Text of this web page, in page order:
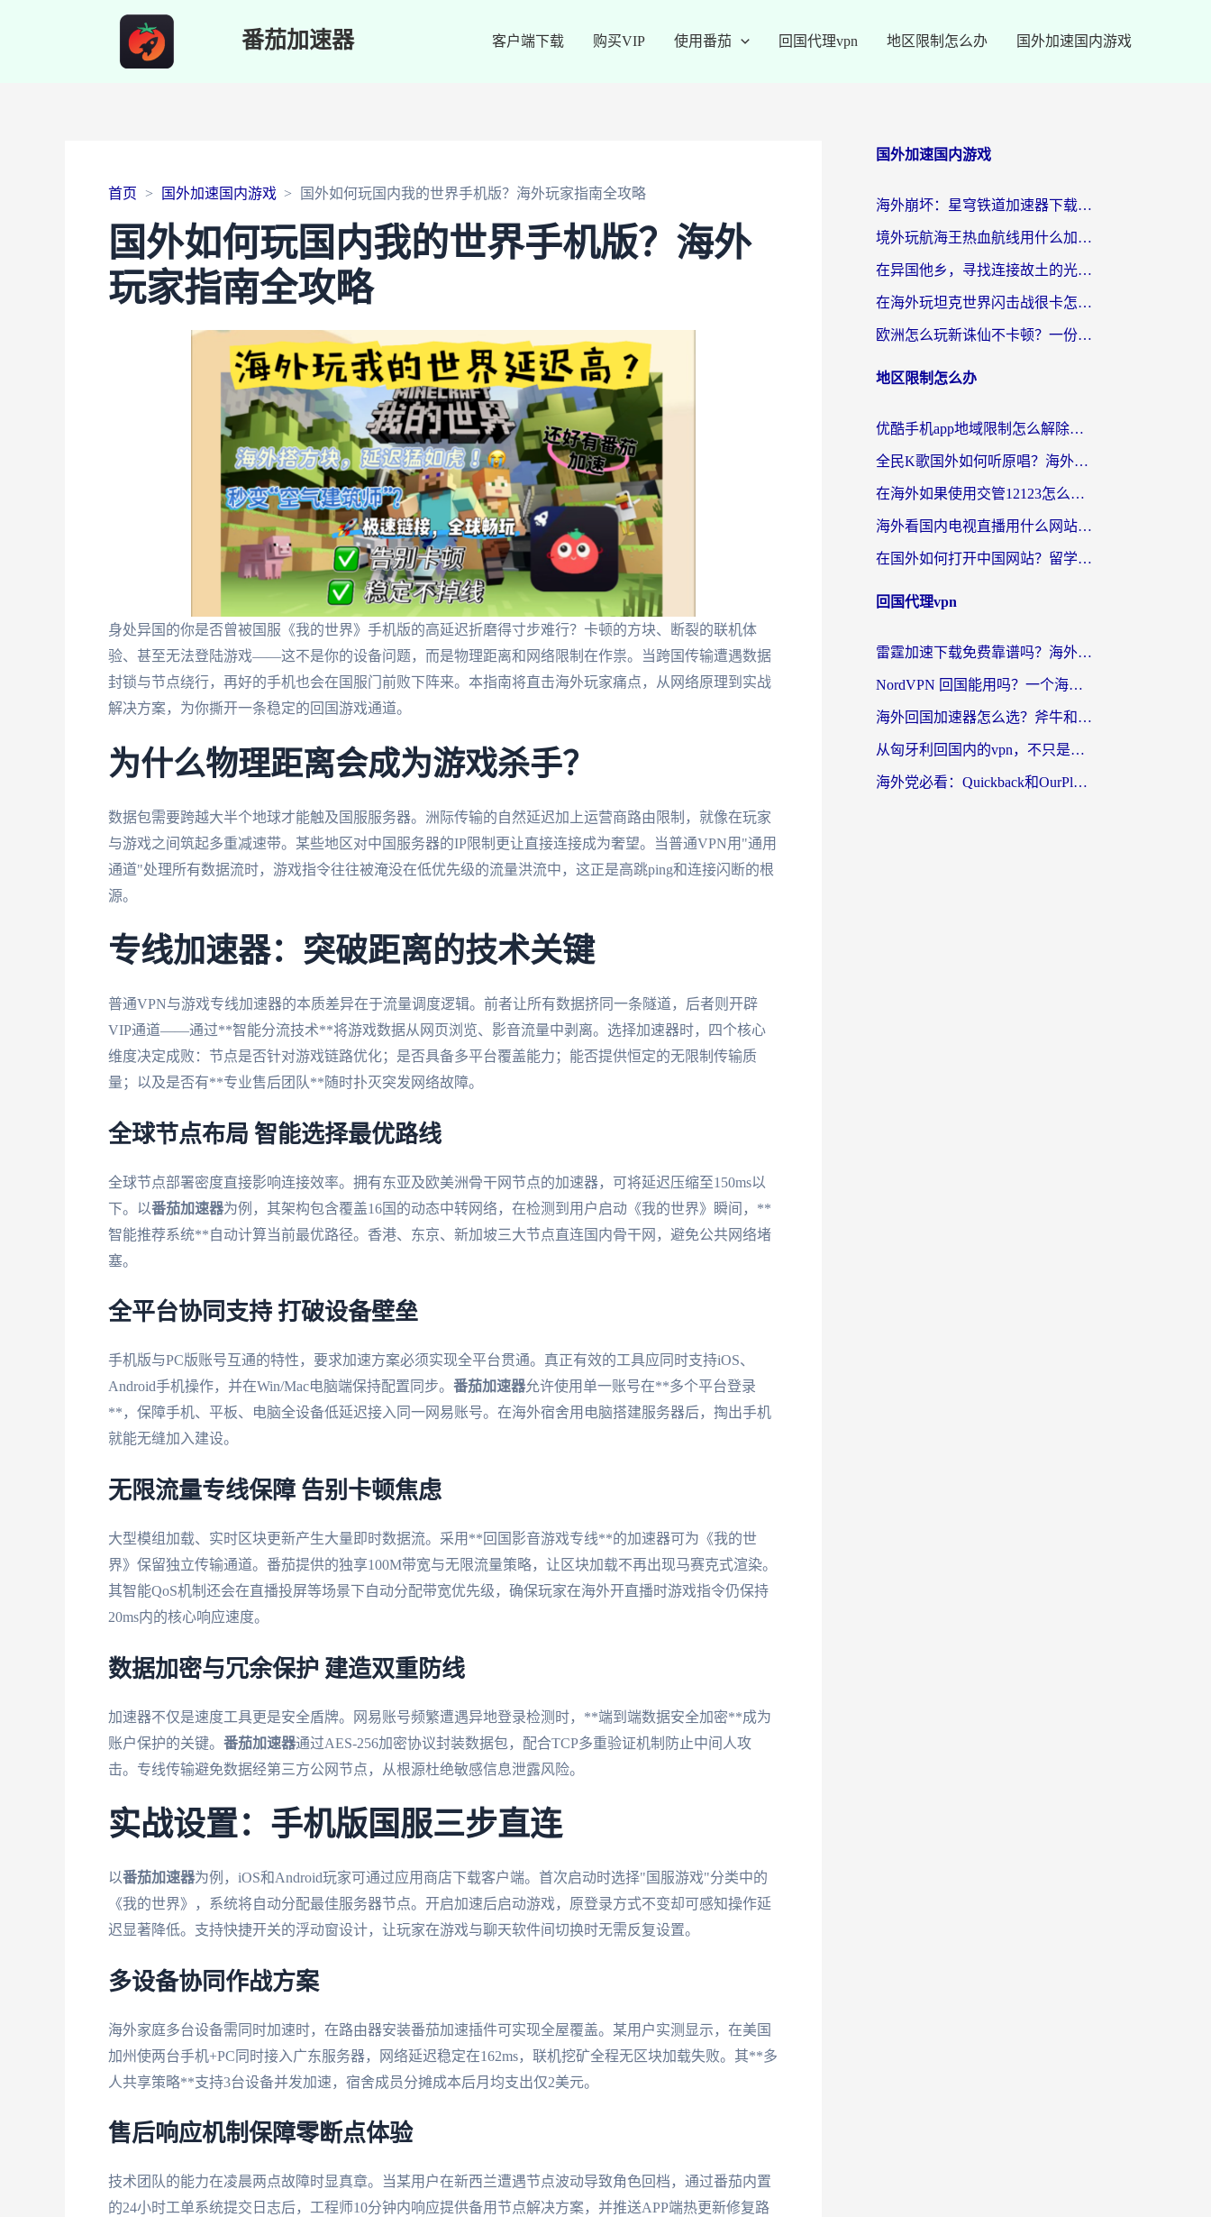
番茄加速器 客户端下载 购买VIP 使用番茄 回国代理vpn 地区限制怎么办 国外加速国内游戏
首页 国外加速国内游戏 国外如何玩国内我的世界手机版？海外玩家指南全攻略
国外如何玩国内我的世界手机版？海外
玩家指南全攻略
身处异国的你是否曾被国服《我的世界》手机版的高延迟折磨得寸步难行？卡顿的方块、断裂的联机体
验、甚至无法登陆游戏——这不是你的设备问题，而是物理距离和网络限制在作祟。当跨国传输遭遇数据
封锁与节点绕行，再好的手机也会在国服门前败下阵来。本指南将直击海外玩家痛点，从网络原理到实战
解决方案，为你撕开一条稳定的回国游戏通道。
为什么物理距离会成为游戏杀手？
数据包需要跨越大半个地球才能触及国服服务器。洲际传输的自然延迟加上运营商路由限制，就像在玩家
与游戏之间筑起多重减速带。某些地区对中国服务器的IP限制更让直接连接成为奢望。当普通VPN用"通用
通道"处理所有数据流时，游戏指令往往被淹没在低优先级的流量洪流中，这正是高跳ping和连接闪断的根
源。
专线加速器：突破距离的技术关键
普通VPN与游戏专线加速器的本质差异在于流量调度逻辑。前者让所有数据挤同一条隧道，后者则开辟
VIP通道——通过**智能分流技术**将游戏数据从网页浏览、影音流量中剥离。选择加速器时，四个核心
维度决定成败：节点是否针对游戏链路优化；是否具备多平台覆盖能力；能否提供恒定的无限制传输质
量；以及是否有**专业售后团队**随时扑灭突发网络故障。
全球节点布局 智能选择最优路线
全球节点部署密度直接影响连接效率。拥有东亚及欧美洲骨干网节点的加速器，可将延迟压缩至150ms以
下。以番茄加速器为例，其架构包含覆盖16国的动态中转网络，在检测到用户启动《我的世界》瞬间，**
智能推荐系统**自动计算当前最优路径。香港、东京、新加坡三大节点直连国内骨干网，避免公共网络堵
塞。
全平台协同支持 打破设备壁垒
手机版与PC版账号互通的特性，要求加速方案必须实现全平台贯通。真正有效的工具应同时支持iOS、
Android手机操作，并在Win/Mac电脑端保持配置同步。 番茄加速器允许使用单一账号在**多个平台登录
**，保障手机、平板、电脑全设备低延迟接入同一网易账号。在海外宿舍用电脑搭建服务器后，掏出手机
就能无缝加入建设。
无限流量专线保障 告别卡顿焦虑
大型模组加载、实时区块更新产生大量即时数据流。采用**回国影音游戏专线**的加速器可为《我的世
界》保留独立传输通道。番茄提供的独享100M带宽与无限流量策略，让区块加载不再出现马赛克式渲染。
其智能QoS机制还会在直播投屏等场景下自动分配带宽优先级，确保玩家在海外开直播时游戏指令仍保持
20ms内的核心响应速度。
数据加密与冗余保护 建造双重防线
加速器不仅是速度工具更是安全盾牌。网易账号频繁遭遇异地登录检测时，**端到端数据安全加密**成为
账户保护的关键。 番茄加速器通过AES-256加密协议封装数据包，配合TCP多重验证机制防止中间人攻
击。专线传输避免数据经第三方公网节点，从根源杜绝敏感信息泄露风险。
实战设置：手机版国服三步直连
以番茄加速器为例，iOS和Android玩家可通过应用商店下载客户端。首次启动时选择"国服游戏"分类中的
《我的世界》，系统将自动分配最佳服务器节点。开启加速后启动游戏，原登录方式不变却可感知操作延
迟显著降低。支持快捷开关的浮动窗设计，让玩家在游戏与聊天软件间切换时无需反复设置。
多设备协同作战方案
海外家庭多台设备需同时加速时，在路由器安装番茄加速插件可实现全屋覆盖。某用户实测显示，在美国
加州使两台手机+PC同时接入广东服务器，网络延迟稳定在162ms，联机挖矿全程无区块加载失败。其**多
人共享策略**支持3台设备并发加速，宿舍成员分摊成本后月均支出仅2美元。
售后响应机制保障零断点体验
技术团队的能力在凌晨两点故障时显真章。当某用户在新西兰遭遇节点波动导致角色回档，通过番茄内置
的24小时工单系统提交日志后，工程师10分钟内响应提供备用节点解决方案，并推送APP端热更新修复路
国外加速国内游戏
海外崩坏：星穹铁道加速器下载安装：一份给游子的终极网络指南
境外玩航海王热血航线用什么加速器？2026海外玩家实测最优方案（附欧洲问道堡垒前线加速技巧）
在异国他乡，寻找连接故土的光明大陆免费加速器
在海外玩坦克世界闪击战很卡怎么办？老玩家亲测有效的加速器选择指南
欧洲怎么玩新诛仙不卡顿？一份给海外游子的国服游戏畅玩指南
地区限制怎么办
优酷手机app地域限制怎么解除？海外党亲测有效的追剧方案
全民K歌国外如何听原唱？海外党亲测有效的回国加速器选择指南
在海外如果使用交管12123怎么处理？留学生亲测有效的回国加速方案
海外看国内电视直播用什么网站比较好？一篇解决你所有追剧难题的实用指南
在国外如何打开中国网站？留学生与海外华人的无缝访问指南
回国代理vpn
雷霆加速下载免费靠谱吗？海外党选回国加速器的避坑指南（附热门工具对比）
NordVPN 回国能用吗？一个海外用户必须面对的真实困境
海外回国加速器怎么选？斧牛和海龟哪个好？一篇帮你避开坑的实用指南
从匈牙利回国内的vpn，不只是为了刷剧那么简单
海外党必看：Quickback和OurPlay好用吗？3分钟选对回国加速器，无缝刷剧玩游戏